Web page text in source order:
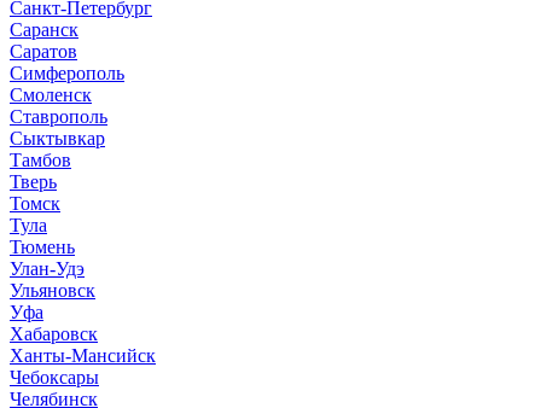
Санкт-Петербург
Саранск
Саратов
Симферополь
Смоленск
Ставрополь
Сыктывкар
Тамбов
Тверь
Томск
Тула
Тюмень
Улан-Удэ
Ульяновск
Уфа
Хабаровск
Ханты-Мансийск
Чебоксары
Челябинск